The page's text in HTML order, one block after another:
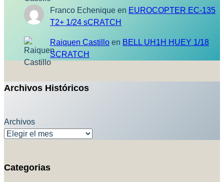
Franco Echenique en EUROCOPTER EC-135
T2+ 1/24 sCRATCH
Raiquen Castillo en BELL UH1H HUEY 1/18
SCRATCH
Archivos Históricos
Archivos
Categorias